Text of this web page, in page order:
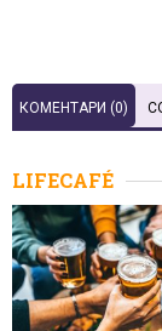
КОМЕНТАРИ (0)
LIFECAFÉ